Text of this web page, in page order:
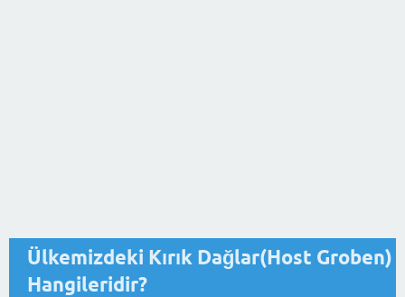
Ülkemizdeki Kırık Dağlar(Host Groben)
Hangileridir?